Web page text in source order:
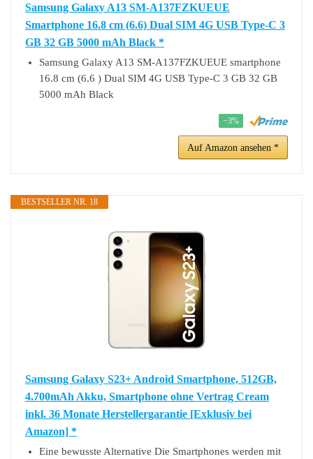
Samsung Galaxy A13 SM-A137FZKUEUE
Smartphone 16.8 cm (6.6) Dual SIM 4G USB Type-C 3
GB 32 GB 5000 mAh Black *
Samsung Galaxy A13 SM-A137FZKUEUE smartphone
16.8 cm (6.6 ) Dual SIM 4G USB Type-C 3 GB 32 GB
5000 mAh Black
−3%
Auf Amazon ansehen *
BESTSELLER NR. 18
Samsung Galaxy S23+ Android Smartphone, 512GB,
4.700mAh Akku, Smartphone ohne Vertrag Cream
inkl. 36 Monate Herstellergarantie [Exklusiv bei
Amazon] *
Eine bewusste Alternative Die Smartphones werden mit